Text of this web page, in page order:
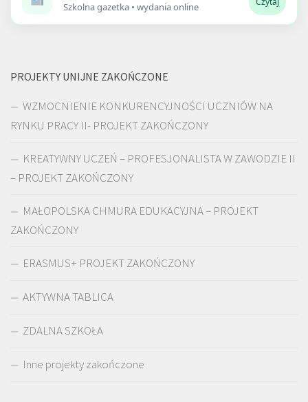
Szkolna gazetka • wydania online
PROJEKTY UNIJNE ZAKOŃCZONE
WZMOCNIENIE KONKURENCYJNOŚCI UCZNIÓW NA
RYNKU PRACY II- PROJEKT ZAKOŃCZONY
KREATYWNY UCZEŃ – PROFESJONALISTA W ZAWODZIE II
– PROJEKT ZAKOŃCZONY
MAŁOPOLSKA CHMURA EDUKACYJNA – PROJEKT
ZAKOŃCZONY
ERASMUS+ PROJEKT ZAKOŃCZONY
AKTYWNA TABLICA
ZDALNA SZKOŁA
Inne projekty zakończone